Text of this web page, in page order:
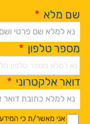
שם מלא *
מספר טלפון *
דואר אלקטרוני *
*
*
אני מאשר/ת כי
Alternative: